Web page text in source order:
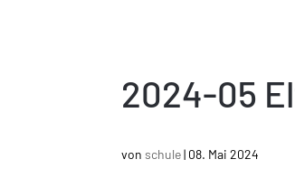
2024-05
von schule| 08. Mai 2024